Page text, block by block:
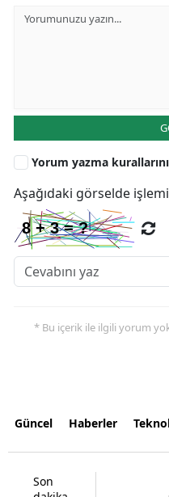
Yorum yazma kurallarını
Aşağıdaki görselde
* Bu içerik ile ilgili yorum
Güncel Haberler
Son